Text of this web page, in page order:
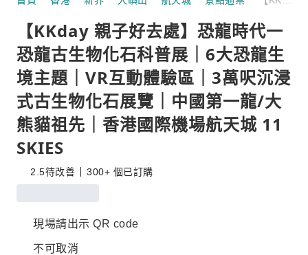
【KKday 親子好去處】恐龍時代一
恐龍古生物化石科普展｜6大恐龍生
境主題｜VR互動體驗區｜3萬呎沉浸
式古生物化石展覽｜中國第一龍/大
熊貓祖先｜香港國際機場航天城 11
SKIES
2.5待改善 300+ 個已訂購
現場請出示 QR code
不可取消